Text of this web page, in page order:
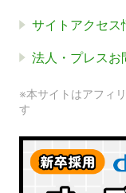
サイトアクセス
法人・プレスお
※本サイトはアフィ
す